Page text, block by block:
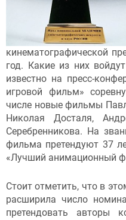
кинематографической
год. Какие из них
известно на пресс-
игровой фильм»
числе новые фильмы
Николая Досталя,
Серебренникова. На
фильма претендуют 37
«Лучший анимационный
Стоит отметить, что в
расширила число
претендовать авторы